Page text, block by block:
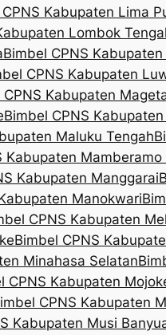
Kabupaten Lima
Lombok
Bimbel CPNS
CPNS Kabupaten
CPNS Kabupaten
Bimbel CPNS
Maluku Tengah
Kabupaten Mamberamo
Kabupaten Manggarai
Manokwari
CPNS Kabupaten
Bimbel CPNS
Minahasa Selatan
CPNS Kabupaten
CPNS Kabupaten
Kabupaten Musi